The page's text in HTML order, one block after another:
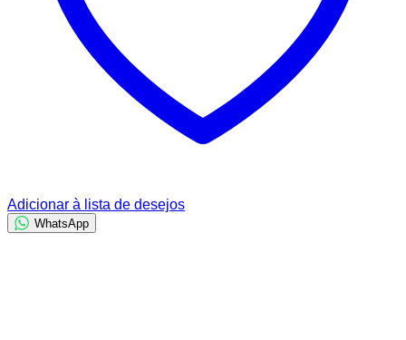
Adicionar à lista de desejos
WhatsApp